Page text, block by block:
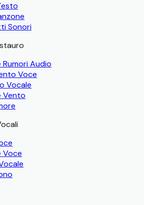
Sonori
Rumori Audio
Voce
Vocale
Vento
Voce